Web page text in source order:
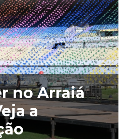
no Arraiá
a